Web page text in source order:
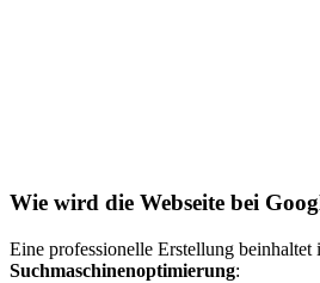
Wie wird die Webseite bei
Eine professionelle Erstellung beinhaltet
Suchmaschinenoptimierung: